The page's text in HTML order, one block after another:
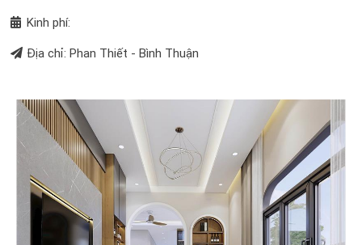
Kinh phí:
Địa chỉ: Phan Thiết - Bình Thuận